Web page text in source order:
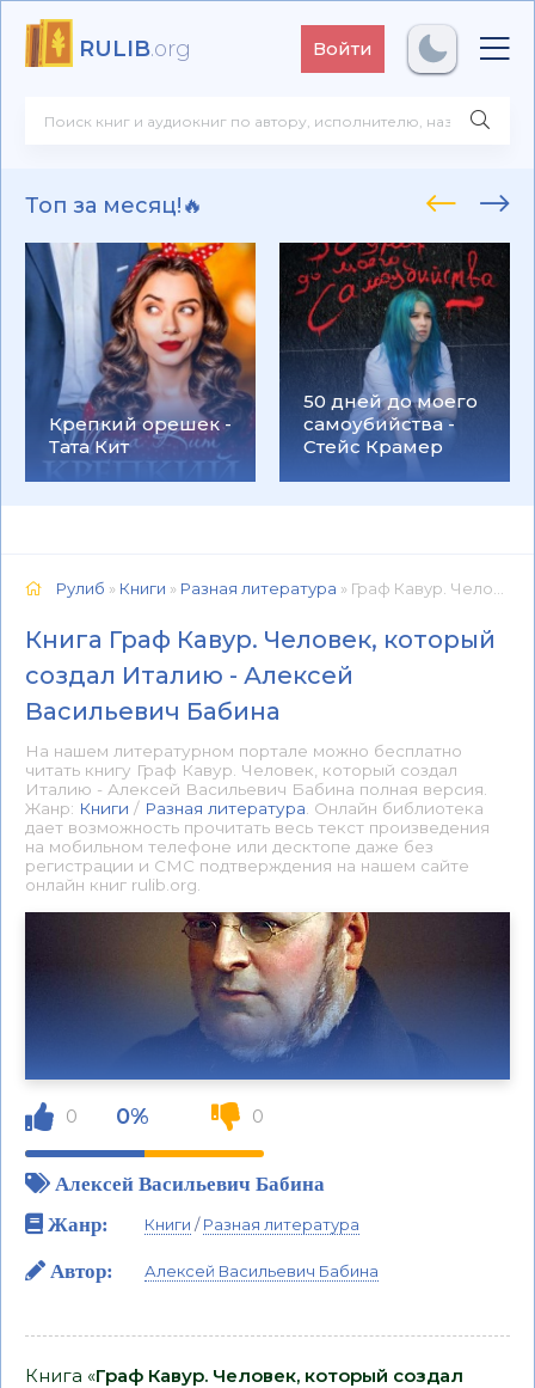
RULIB.org Войти
Топ за месяц!🔥
Крепкий орешек -
Тата Кит
50 дней до моего
самоубийства -
Стейс Крамер
Рулиб » Книги » Разная литература » Граф Кавур. Человек, который создал Италию - Алексей Васильевич Бабина 📕 - Книга онлайн бесплатно
Книга Граф Кавур. Человек, который
создал Италию - Алексей
Васильевич Бабина
На нашем литературном портале можно бесплатно
читать книгу Граф Кавур. Человек, который создал
Италию - Алексей Васильевич Бабина полная версия.
Жанр: Книги / Разная литература . Онлайн библиотека
дает возможность прочитать весь текст произведения
на мобильном телефоне или десктопе даже без
регистрации и СМС подтверждения на нашем сайте
онлайн книг rulib.org.
0 0% 0
Алексей Васильевич Бабина
Жанр:
Книги /Разная литература
Автор: Алексей Васильевич Бабина
Книга «Граф Кавур. Человек, который создал